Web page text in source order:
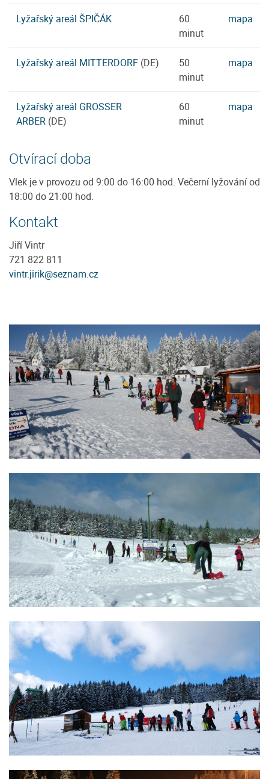
Lyžařský areál ŠPIČÁK
60
minut
mapa
Lyžařský areál MITTERDORF (DE)
50
minut
mapa
Lyžařský areál GROSSER
ARBER (DE)
60
minut
mapa
Otvírací doba
Vlek je v provozu od 9:00 do 16:00 hod. Večerní lyžování od
18:00 do 21:00 hod.
Kontakt
Jiří Vintr
721 822 811
vintr.jirik@seznam.cz